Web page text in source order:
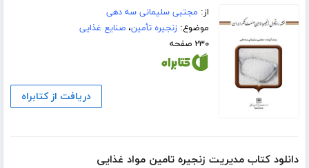
از: مجتبی سلیمانی سه دهی
موضوع:زنجیره تأمین،صنایع غذایی
۲۳۰ صفحه
دریافت از کتابراه
دانلود کتاب مدیریت زنجیره تامین مواد غذایی